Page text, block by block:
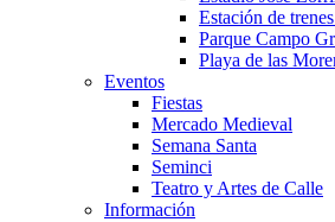
Estación de
Parque Campo
Playa de las
Eventos
Fiestas
Mercado Medieval
Semana Santa
Seminci
Teatro y Artes de Calle
Información